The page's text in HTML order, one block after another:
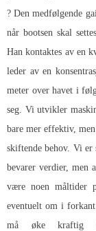
? Den medfølgende
når bootsen skal
Han kontaktes av en
leder av en
meter over havet i
seg. Vi utvikler
bare mer effektiv,
skiftende behov. Vi
bevarer verdier, men
være noen måltider
eventuelt om i
må øke kraftig